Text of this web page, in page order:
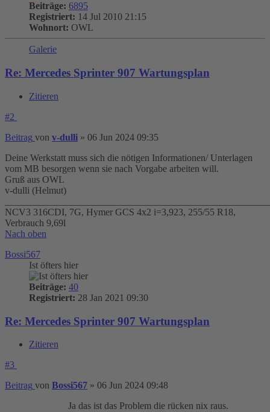
Beiträge: 6895
Registriert: 14 Jul 2010 21:15
Wohnort: OWL
Galerie
Re: Mercedes Sprinter 907 Wartungsplan
Zitieren
#2
Beitrag von v-dulli » 06 Jun 2024 09:35
Deine Werkstatt muss sich die nötigen Informationen/ Unterlagen
vom MB besorgen wenn sie nach Vorgabe arbeiten will.
Gruß aus OWL
v-dulli (Helmut)
NCV3 316CDI, 7G, Hymer GCS 4x2 i=3,923, 255/55 R18,
Verbrauch 9,69l
Nach oben
Bossi567
Ist öfters hier
Beiträge: 40
Registriert: 28 Jan 2021 09:30
Re: Mercedes Sprinter 907 Wartungsplan
Zitieren
#3
Beitrag von Bossi567 » 06 Jun 2024 09:48
Ja das ist das Problem die rücken nix raus.